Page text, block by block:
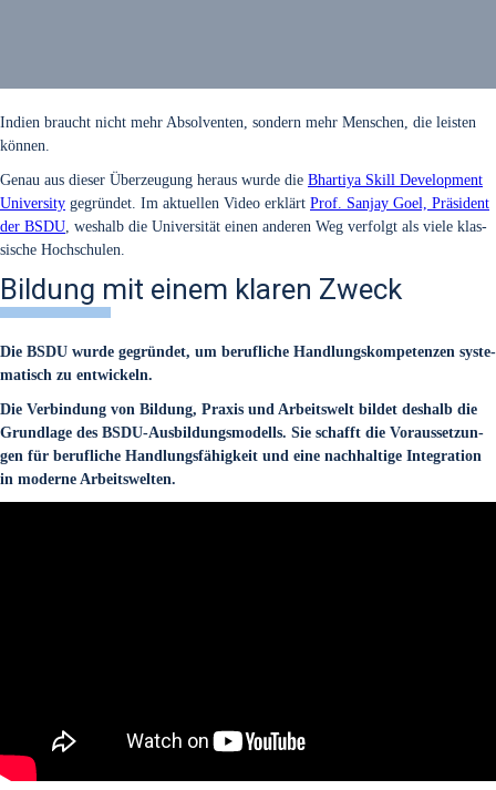
Indi­en braucht nicht mehr Absol­ven­ten, son­dern mehr Men­schen, die leis­ten
kön­nen.
Genau aus die­ser Über­zeu­gung her­aus wur­de die Bhar­ti­ya Skill Deve­lo­p­ment
Uni­ver­si­ty gegrün­det. Im aktu­el­len Video erklärt Prof. San­jay Goel, Prä­si­dent
der BSDU , wes­halb die Uni­ver­si­tät einen ande­ren Weg ver­folgt als vie­le klas­
si­sche Hoch­schu­len.
Bildung mit einem klaren Zweck
Die BSDU wur­de gegrün­det, um beruf­li­che Hand­lungs­kom­pe­ten­zen sys­te­
ma­tisch zu ent­wi­ckeln.
Die Ver­bin­dung von Bil­dung, Pra­xis und Arbeits­welt bil­det des­halb die
Grund­la­ge des BSDU-Aus­bil­dungs­mo­dells. Sie schafft die Vor­aus­set­zun­
gen für beruf­li­che Hand­lungs­fä­hig­keit und eine nach­hal­ti­ge Inte­gra­ti­on
in moder­ne Arbeits­wel­ten.